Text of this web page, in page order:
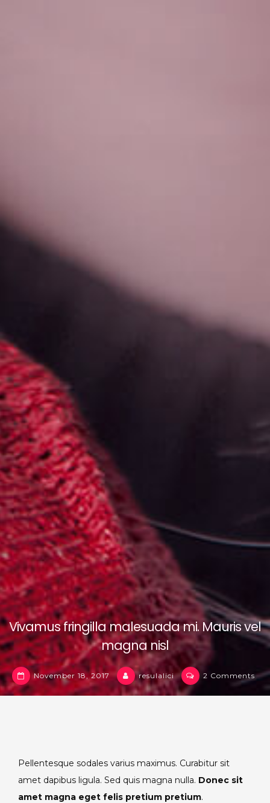
Vivamus fringilla malesuada mi. Mauris vel
magna nisl
November 18, 2017 resulalici 2 Commentson
Pellentesque sodales varius maximus. Curabitur sit
amet dapibus ligula. Sed quis magna nulla. Donec sit
amet magna eget felis pretium pretium.